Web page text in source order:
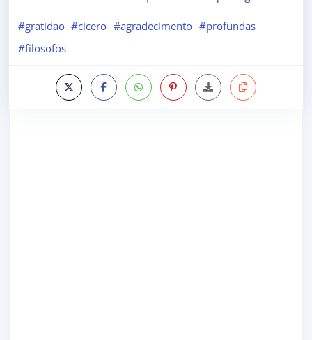
#gratidao #cicero #agradecimento #profundas
#filosofos